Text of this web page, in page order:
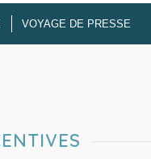
VOYAGE DE PRESSE